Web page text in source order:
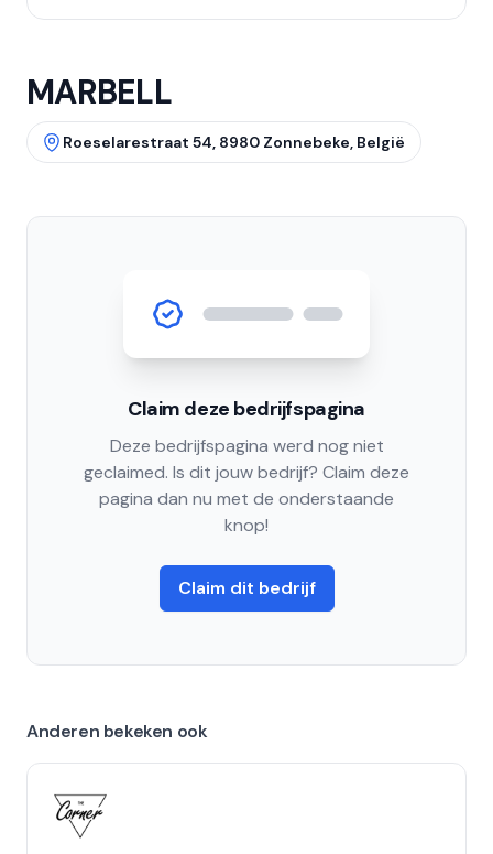
MARBELL
Roeselarestraat 54, 8980 Zonnebeke, België
Claim deze bedrijfspagina
Deze bedrijfspagina werd nog niet
geclaimed. Is dit jouw bedrijf? Claim deze
pagina dan nu met de onderstaande
knop!
Claim dit bedrijf
Anderen bekeken ook